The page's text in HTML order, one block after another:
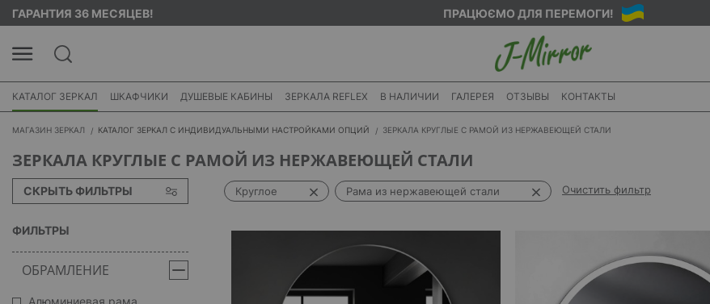
ГАРАНТИЯ 36 МЕСЯЦЕВ! ПРАЦЮЄМО ДЛЯ ПЕРЕМОГИ!
КАТАЛОГ ЗЕРКАЛ ШКАФЧИКИ ДУШЕВЫЕ КАБИНЫ ЗЕРКАЛА REFLEX В НАЛИЧИИ ГАЛЕРЕЯ ОТЗЫВЫ КОНТАКТЫ
МАГАЗИН ЗЕРКАЛ КАТАЛОГ ЗЕРКАЛ С ИНДИВИДУАЛЬНЫМИ НАСТРОЙКАМИ ОПЦИЙ ЗЕРКАЛА КРУГЛЫЕ С РАМОЙ ИЗ НЕРЖАВЕЮЩЕЙ СТАЛИ
ЗЕРКАЛА КРУГЛЫЕ С РАМОЙ ИЗ НЕРЖАВЕЮЩЕЙ СТАЛИ
СКРЫТЬ ФИЛЬТРЫ
ФИЛЬТРЫ
ОБРАМЛЕНИЕ
Алюминиевая рама
Круглое Рама из нержавеющей стали Очистить фильтр